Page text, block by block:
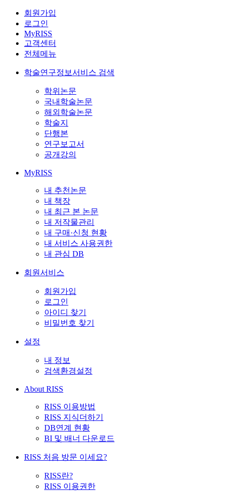
회원가입
로그인
MyRISS
고객센터
전체메뉴
학술연구정보서비스 검색
학위논문
국내학술논문
해외학술논문
학술지
단행본
연구보고서
공개강의
MyRISS
내 추천논문
내 책장
내 최근 본 논문
내 저작물관리
내 구매·신청 현황
내 서비스 사용권한
내 관심 DB
회원서비스
회원가입
로그인
아이디 찾기
비밀번호 찾기
설정
내 정보
검색환경설정
About RISS
RISS 이용방법
RISS 지식더하기
DB연계 현황
BI 및 배너 다운로드
RISS 처음 방문 이세요?
RISS란?
RISS 이용권한